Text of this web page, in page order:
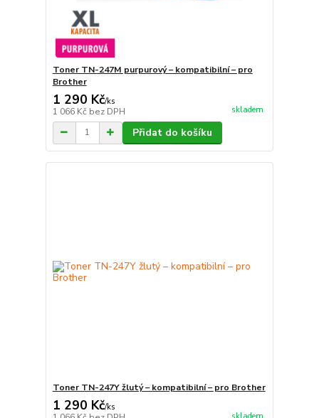
Toner TN-247M purpurový – kompatibilní – pro
Brother
1 290 Kč/ks
1 066 Kč bez DPH skladem
Přidat do košíku
Toner TN-247Y žlutý – kompatibilní – pro Brother
1 290 Kč/ks
skladem